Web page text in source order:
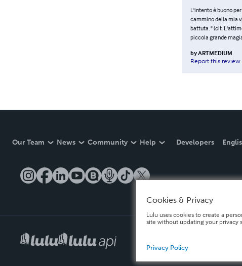
L'intento è buono
cammino della mia
battuta. " (cit.
piccola grande
byARTMEDIUM
Report this review
Our Team News Community Help Developers
Cookies & Privacy
Lulu uses cookies to create a
site without updating your privacy
Privacy Policy